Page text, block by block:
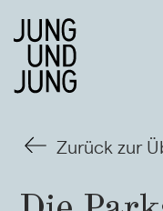
Zurück zur